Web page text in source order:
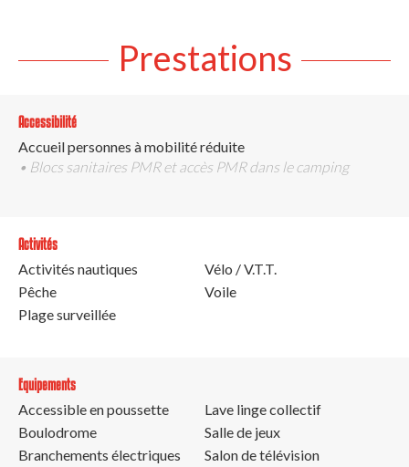
Prestations
Accessibilité
Accueil personnes à mobilité réduite
• Blocs sanitaires PMR et accès PMR dans le camping
Activités
Activités nautiques
Pêche
Plage surveillée
Vélo / V.T.T.
Voile
Equipements
Accessible en poussette
Boulodrome
Branchements électriques
Lave linge collectif
Salle de jeux
Salon de télévision